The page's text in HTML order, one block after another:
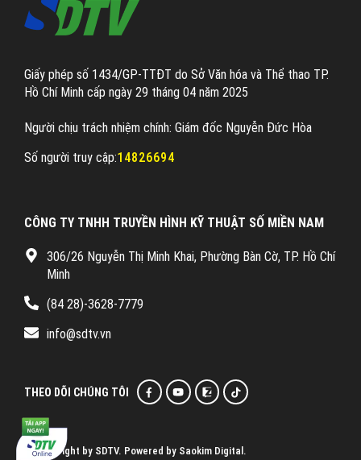
Giấy phép số 1434/GP-TTĐT do Sở Văn hóa và Thể thao TP.
Hồ Chí Minh cấp ngày 29 tháng 04 năm 2025
Người chịu trách nhiệm chính: Giám đốc Nguyễn Đức Hòa
Số người truy cập:14826694
CÔNG TY TNHH TRUYỀN HÌNH KỸ THUẬT SỐ MIỀN NAM
306/26 Nguyễn Thị Minh Khai, Phường Bàn Cờ, TP. Hồ Chí
Minh
(84 28)-3628-7779
info@sdtv.vn
THEO DÕI CHÚNG TÔI
© Copyright by SDTV. Powered by Saokim Digital.